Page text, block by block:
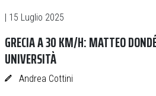
| 15 Luglio 2025
GRECIA A 30 KM/H: MATTEO
UNIVERSITÀ
Andrea Cottini